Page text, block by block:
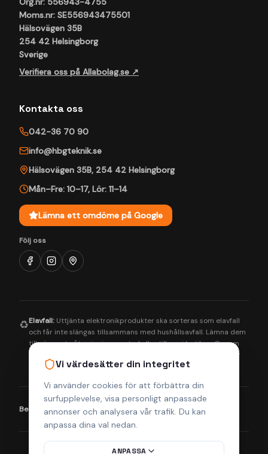
Vi värdesätter din integritet
Vi använder cookies för att förbättra din
surfupplevelse, visa personligt anpassade
annonser och analysera vår trafik. Du kan
anpassa dina val nedan.
ANPASSA
Moms.nr: SE556943475501
Hälsovägen 35B
254 42 Helsingborg
Sverige
Verifiera oss på Allabolag.se ↗
Kontakta oss
042-36 70 90
info@hbgteknik.se
Hälsovägen 35B, 254 42 Helsingborg
Mån–Fre: 10–17, Lör: 11–14
Lämna ett omdöme på Google
Följ oss
♻️Elavfall: Uttjänta elektronikprodukter ska sorteras som elavfall
och får inte slängas tillsammans med hushållsavfall. Lämna dem
till närmaste återvinningscentral eller till oss i butiken. Genom
korrekt hantering bidrar du till en bättre miljö och säkerställer
att farliga ämnen tas om hand på rätt sätt.
Betalningsmetoder: Visa Mastercard Klarna